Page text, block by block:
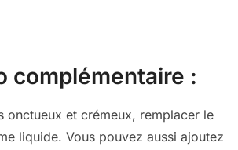
complémentaire :
onctueux et crémeux, remplacer le
liquide. Vous pouvez aussi ajoutez